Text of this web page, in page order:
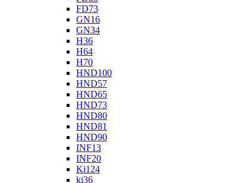
FD73
GN16
GN34
H36
H64
H70
HND100
HND57
HND65
HND73
HND80
HND81
HND90
INF13
INF20
Ki124
ki36